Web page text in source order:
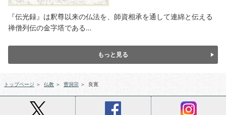
『伝光録』は釈尊以来の仏法を、師資相承を通して連綿と伝える
禅僧列伝の金字塔である…
もっと見る
トップページ ＞ 仏教 ＞ 曹洞宗 ＞ 良寛